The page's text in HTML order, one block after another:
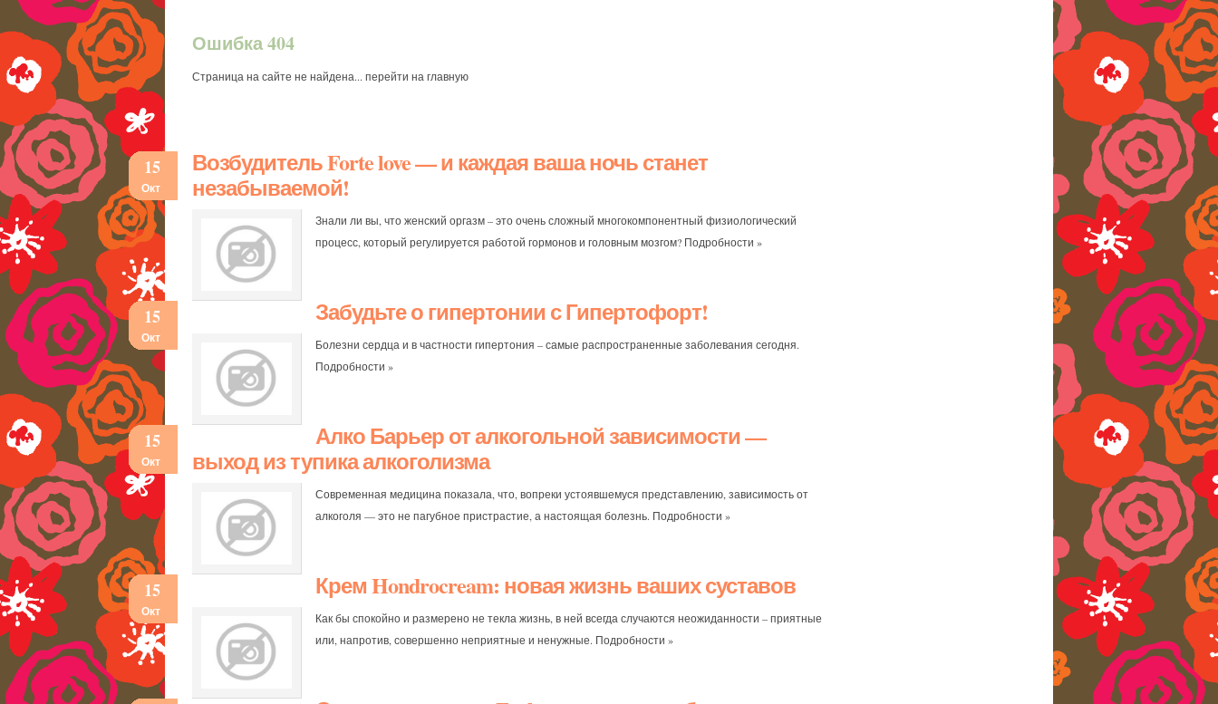
Ошибка 404
Страница на сайте не найдена... перейти на главную
15
Окт
Возбудитель Forte love — и каждая ваша ночь станет
незабываемой!
Знали ли вы, что женский оргазм – это очень сложный многокомпонентный физиологический
процесс, который регулируется работой гормонов и головным мозгом? Подробности »
15
Окт
Забудьте о гипертонии с Гипертофорт!
Болезни сердца и в частности гипертония – самые распространенные заболевания сегодня.
Подробности »
15
Окт
Алко Барьер от алкогольной зависимости —
выход из тупика алкоголизма
Современная медицина показала, что, вопреки устоявшемуся представлению, зависимость от
алкоголя — это не пагубное пристрастие, а настоящая болезнь. Подробности »
15
Окт
Крем Hondrocream: новая жизнь ваших суставов
Как бы спокойно и размерено не текла жизнь, в ней всегда случаются неожиданности – приятные
или, напротив, совершенно неприятные и ненужные. Подробности »